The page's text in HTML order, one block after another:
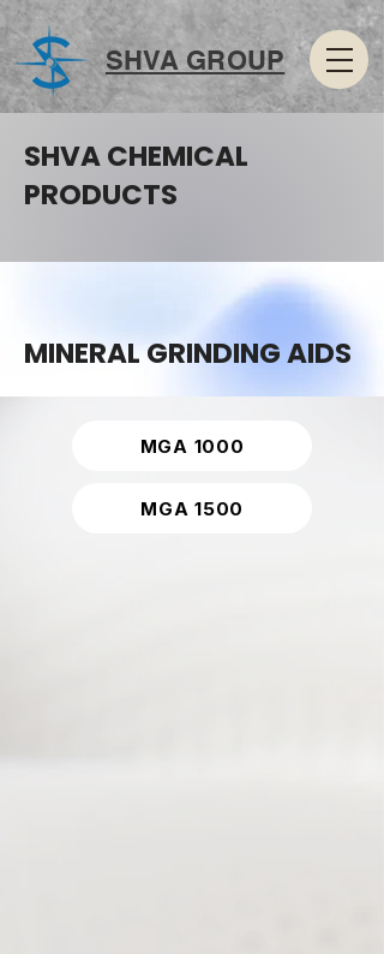
SHVA GROUP
SHVA CHEMICAL
PRODUCTS
MINERAL GRINDING AIDS
MGA 1000
MGA 1500